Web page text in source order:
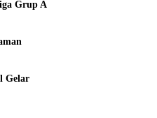
Grup A
Gelar